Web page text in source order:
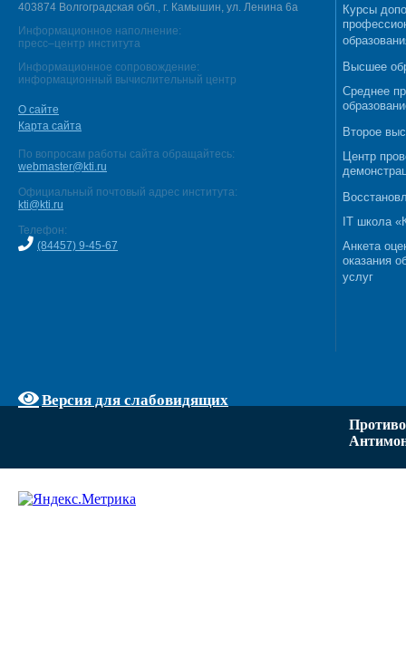
403874 Волгоградская обл., г. Камышин, ул. Ленина 6а
Информационное наполнение:
пресс–центр института
Информационное сопровождение:
информационный вычислительный центр
О сайте
Карта сайта
По вопросам работы сайта обращайтесь:
webmaster@kti.ru
Официальный почтовый адрес института:
kti@kti.ru
Телефон:
(84457) 9-45-67
Версия для слабовидящих
Курсы
Высшее
Среднее
Второе
Центр
IT школа
Анкета
оказания
услуг